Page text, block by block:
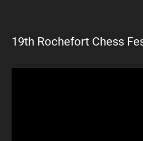
19th Rochefort Chess